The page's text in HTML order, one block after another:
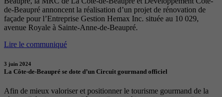
de-Beaupré annoncent la réalisation d’un projet de rénovation de
façade pour l’Entreprise Gestion Hemax Inc. située au 10 029,
avenue Royale à Sainte-Anne-de-Beaupré.
Lire le communiqué
3 juin 2024
La Côte-de-Beaupré se dote d’un Circuit gourmand officiel
Afin de mieux valoriser et positionner le tourisme gourmand de la